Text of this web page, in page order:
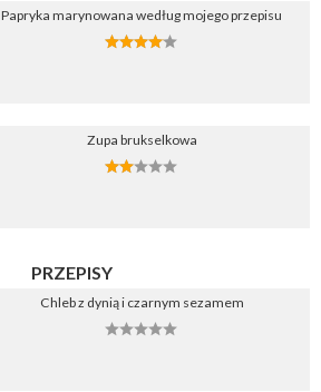
Papryka marynowana według mojego przepisu
Zupa brukselkowa
PRZEPISY
Chleb z dynią i czarnym sezamem